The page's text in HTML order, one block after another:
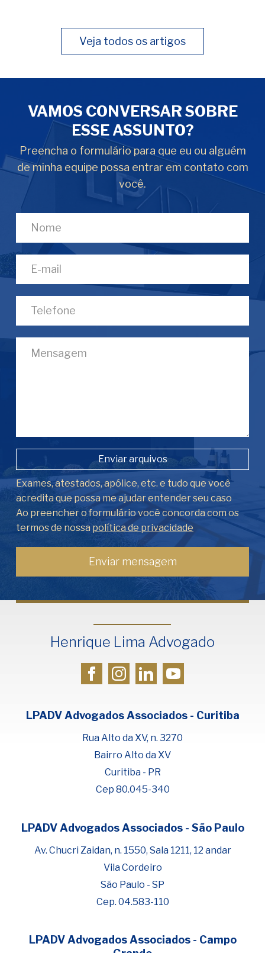
Fale com Henrique Lima
Cadastre-se para começar uma
conversa no WhatsApp
Veja todos os artigos
VAMOS CONVERSAR SOBRE
ESSE ASSUNTO?
Preencha o formulário para que eu ou alguém
de minha equipe possa entrar em contato com
você.
Enviar arquivos
Exames, atestados, apólice, etc. e tudo que você
acredita que possa me ajudar entender seu caso
Ao preencher o formulário você concorda com os
termos de nossa política de privacidade
Henrique Lima Advogado
LPADV Advogados Associados - Curitiba
Rua Alto da XV, n. 3270
Bairro Alto da XV
Curitiba - PR
Cep 80.045-340
LPADV Advogados Associados - São Paulo
Av. Chucri Zaidan, n. 1550, Sala 1211, 12 andar
Vila Cordeiro
São Paulo - SP
Cep. 04.583-110
LPADV Advogados Associados - Campo